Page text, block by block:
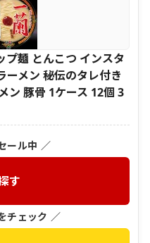
プ麺 とんこつ インスタ
ーメン 秘伝のタレ付き
ン 豚骨 1ケース 12個 3
ール中 ／
す
チェック ／